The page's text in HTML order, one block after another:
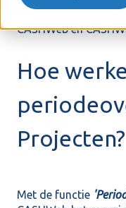
CASHWeb en
Hoe
Projecten?
Met de functie